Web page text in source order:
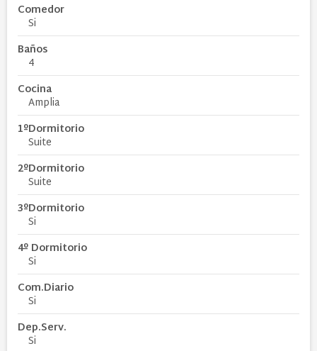
Comedor
Si
Baños
4
Cocina
Amplia
1ºDormitorio
Suite
2ºDormitorio
Suite
3ºDormitorio
Si
4º Dormitorio
Si
Com.Diario
Si
Dep.Serv.
Si